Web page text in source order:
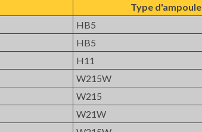
Type d'ampoule
HB5
HB5
H11
W215W
W215
W21W